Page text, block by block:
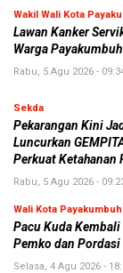
Wakil Wali Kota
Lawan Kanker
Warga
Rabu, 5 Agu 2026 -
Sekda
Pekarangan Kini
Luncurkan
Perkuat Ketahanan
Rabu, 5 Agu 2026 -
Wali Kota Payakumbuh
Pacu Kuda
Pemko dan
Selasa, 4 Agu 2026 -